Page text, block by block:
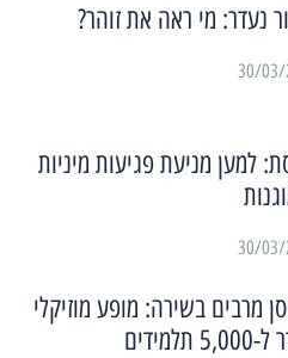
נעדר: מי ראה את זוהר?
למען מניעת פגיעות מיניות
מרבים בשירה: מופע מוזיקלי